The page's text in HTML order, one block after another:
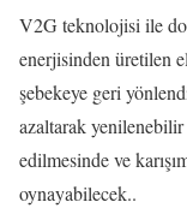
V2G teknolojisi ile
enerjisinden üretilen
şebekeye geri
azaltarak yenilenebilir
edilmesinde ve
oynayabilecek..